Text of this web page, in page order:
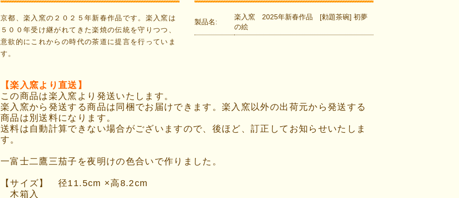
京都、楽入窯の２０２５年新春作品です。楽入窯は
５００年受け継がれてきた楽焼の伝統を守りつつ、
意欲的にこれからの時代の茶道に提言を行っていま
す。
製品名:
楽入窯 2025年新春作品 [勅題茶碗] 初夢
の絵
【楽入窯より直送】
この商品は楽入窯より発送いたします。
楽入窯から発送する商品は同梱でお届けできます。楽入窯以外の出荷元から発送する
商品は別送料になります。
送料は自動計算できない場合がございますので、後ほど、訂正してお知らせいたしま
す。
一富士二鷹三茄子を夜明けの色合いで作りました。
【サイズ】 径11.5cm ×高8.2cm
木箱入